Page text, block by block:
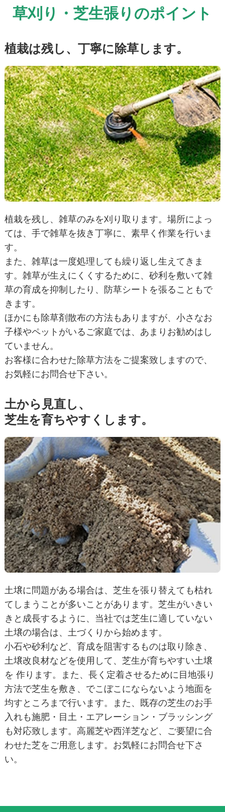
草刈り・芝生張りのポイント
植栽は残し、丁寧に除草します。
植栽を残し、雑草のみを刈り取ります。場所によっ
ては、手で雑草を抜き丁寧に、素早く作業を行いま
す。
また、雑草は一度処理しても繰り返し生えてきま
す。雑草が生えにくくするために、砂利を敷いて雑
草の育成を抑制したり、防草シートを張ることもで
きます。
ほかにも除草剤散布の方法もありますが、小さなお
子様やペットがいるご家庭では、あまりお勧めはし
ていません。
お客様に合わせた除草方法をご提案致しますので、
お気軽にお問合せ下さい。
土から見直し、
芝生を育ちやすくします。
土壌に問題がある場合は、芝生を張り替えても枯れ
てしまうことが多いことがあります。芝生がいきい
きと成長するように、当社では芝生に適していない
土壌の場合は、土づくりから始めます。
小石や砂利など、育成を阻害するものは取り除き、
土壌改良材などを使用して、芝生が育ちやすい土壌
を 作ります。また、長く定着させるために目地張り
方法で芝生を敷き、でこぼこにならないよう地面を
均すところまで行います。また、既存の芝生のお手
入れも施肥・目土・エアレーション・ブラッシング
も対応致します。高麗芝や⻄洋芝など、ご要望に合
わせた芝をご用意します。お気軽にお問合せ下さ
い。